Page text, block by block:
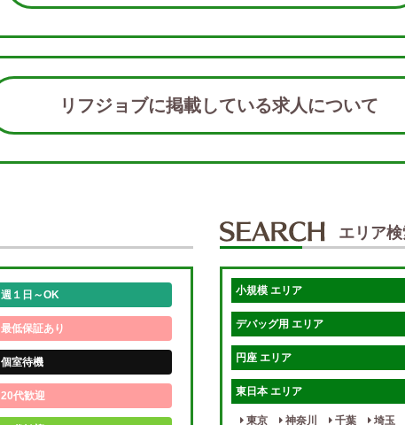
リフジョブに掲載している求人につい
週１日～OK
最低保証あり
個室待機
20代歓迎
エリア
小規模 エリア
デバッグ用 エリア
円座 エリア
東日本 エリア
東京 神奈川 千葉 埼玉